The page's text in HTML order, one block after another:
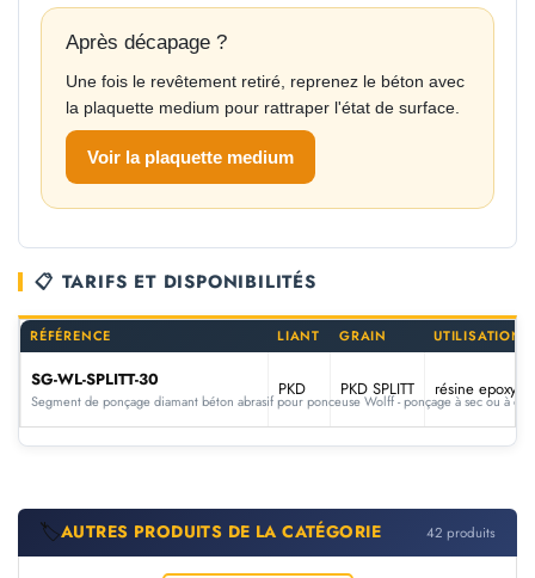
Après décapage ?
Une fois le revêtement retiré, reprenez le béton avec
la plaquette medium pour rattraper l'état de surface.
Voir la plaquette medium
📋 TARIFS ET DISPONIBILITÉS
RÉFÉRENCE LIANT GRAIN UTILISATION
SG-WL-SPLITT-30
Segment de ponçage diamant béton abrasif pour ponceuse Wolff - ponçage à sec ou à eau
PKD PKD SPLITT résine epoxy,
🏷️AUTRES PRODUITS DE LA CATÉGORIE 42 produits